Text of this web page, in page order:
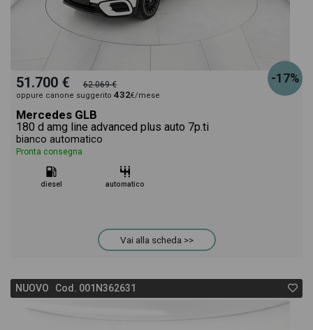
-17%
51.700 € 62.069 €
oppure canone suggerito 432€/mese
Mercedes GLB
180 d amg line advanced plus auto 7p.ti
bianco automatico
Pronta consegna
diesel automatico
Vai alla scheda >>
NUOVO Cod. 001N362631